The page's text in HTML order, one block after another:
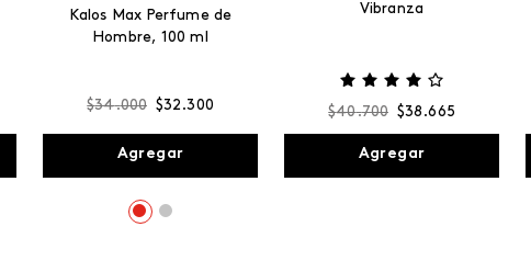
Kalos Max Perfume de
Hombre, 100 ml
$34.000 $32 .300
Agregar
Vibranza
$40.700 $38 .665
Agregar